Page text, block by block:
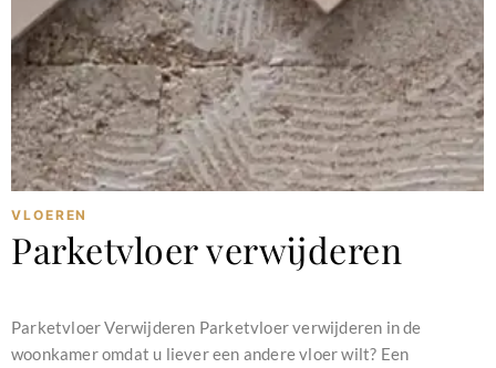
VLOEREN
Parketvloer verwijderen
Parketvloer Verwijderen Parketvloer verwijderen in de
woonkamer omdat u liever een andere vloer wilt? Een